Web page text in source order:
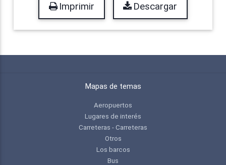
Imprimir Descargar
Mapas de temas
Aeropuertos
Lugares de interés
Carreteras - Carreteras
Otros
Los barcos
Bus